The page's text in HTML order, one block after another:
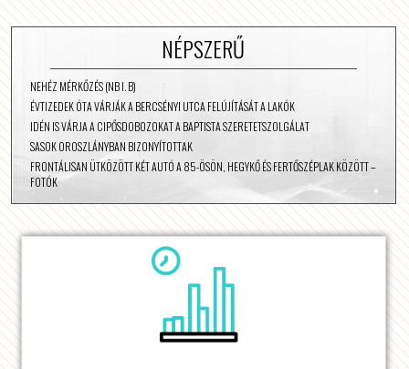
NÉPSZERŰ
NEHÉZ MÉRKŐZÉS (NB I. B)
ÉVTIZEDEK ÓTA VÁRJÁK A BERCSÉNYI UTCA FELÚJÍTÁSÁT A LAKÓK
IDÉN IS VÁRJA A CIPŐSDOBOZOKAT A BAPTISTA SZERETETSZOLGÁLAT
SASOK OROSZLÁNYBAN BIZONYÍTOTTAK
FRONTÁLISAN ÜTKÖZÖTT KÉT AUTÓ A 85-ÖSÖN, HEGYKŐ ÉS FERTŐSZÉPLAK KÖZÖTT –
FOTÓK